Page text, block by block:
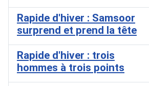
Rapide d'hiver : Samsoor
surprend et prend la tête
Rapide d'hiver : trois
hommes à trois points